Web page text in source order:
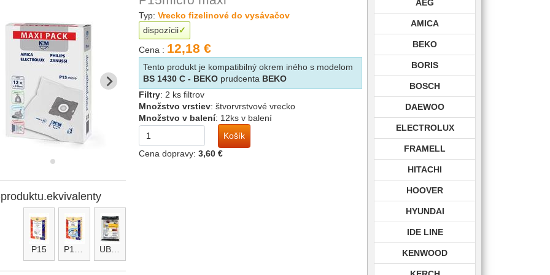
P15
Typ:Vrecko fizelinové do vysávačov
dispozícii
Cena : 12,18 €
Tento produkt je kompatibilný okrem iného s modelom
BS 1430 C - BEKO prudcenta BEKO
Filtry: 2 ks filtrov
Množstvo vrstiev:štvorvrstvové vrecko
Množstvo v balení: 12ks v balení
Košík
Cena dopravy:3,60 €
AEG
AMICA
BEKO
BORIS
BOSCH
DAEWOO
ELECTROLUX
FRAMELL
HITACHI
HOOVER
HYUNDAI
IDE LINE
KENWOOD